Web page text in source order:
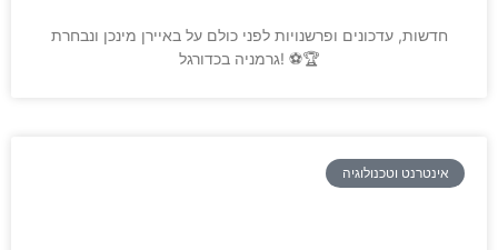
חדשות, עדכונים ופרשנויות לפני כולם על באיירן מינכן ונבחרת
גרמניה בכדורגל! ⚽️🏆
אינטרנט וטכנולוגיה